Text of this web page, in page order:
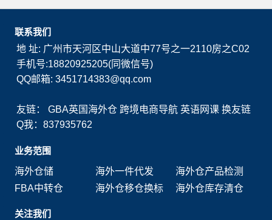
联系我们
地 址: 广州市天河区中山大道中77号之一2110房之C02
手机号:18820925205(同微信号)
QQ邮箱: 3451714383@qq.com
友链：GBA英国海外仓 跨境电商导航 英语网课 换友链
Q我：837935762
业务范围
海外仓储
海外一件代发
海外仓产品检测
FBA中转仓
海外仓移仓换标 海外仓库存清仓
关注我们